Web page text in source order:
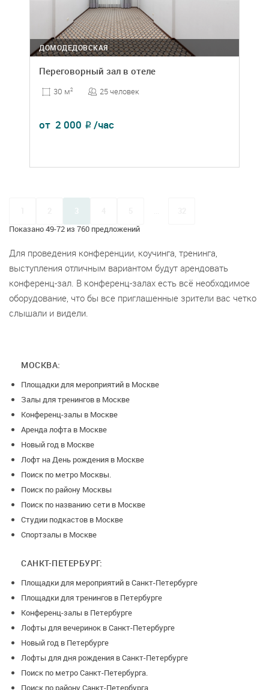
ДОМОДЕДОВСКАЯ
Переговорный зал в отеле
30 м2 25 человек
от 2 000 ₽ /час
Показано 49-72 из 760 предложений
3
Для проведения конференции, коучинга, тренинга,
выступления отличным вариантом будут арендовать
конференц-зал. В конференц-залах есть всё необходимое
оборудование, что бы все приглашенные зрители вас четко
слышали и видели.
МОСКВА:
Площадки для мероприятий в Москве
Залы для тренингов в Москве
Конференц-залы в Москве
Аренда лофта в Москве
Новый год в Москве
Лофт на День рождения в Москве
Поиск по метро Москвы.
Поиск по району Москвы
Поиск по названию сети в Москве
Студии подкастов в Москве
Спортзалы в Москве
САНКТ-ПЕТЕРБУРГ:
Площадки для мероприятий в Санкт-Петербурге
Площадки для тренингов в Петербурге
Конференц-залы в Петербурге
Лофты для вечеринок в Санкт-Петербурге
Новый год в Петербурге
Лофты для дня рождения в Санкт-Петербурге
Поиск по метро Санкт-Петербурга.
Поиск по району Санкт-Петербурга